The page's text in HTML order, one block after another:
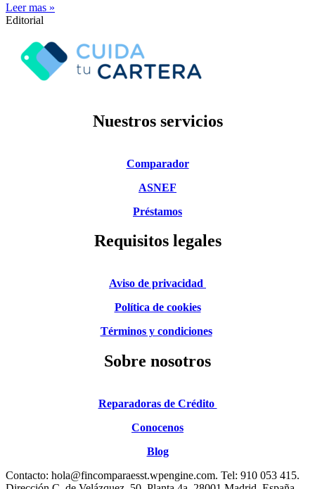
Leer mas »
Editorial
Nuestros servicios
Comparador
ASNEF
Préstamos
Requisitos legales
Aviso de privacidad
Política de cookies
Términos y condiciones
Sobre nosotros
Reparadoras de Crédito
Conocenos
Blog
Contacto: hola@fincomparaesst.wpengine.com. Tel: 910 053 415.